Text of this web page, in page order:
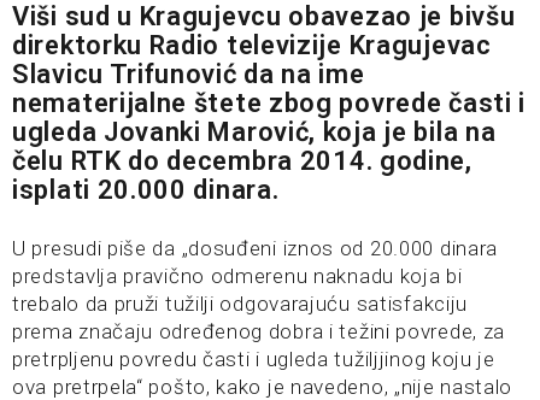
Viši sud u Kragujevcu obavezao je bivšu
direktorku Radio televizije Kragujevac
Slavicu Trifunović da na ime
nematerijalne štete zbog povrede časti i
ugleda Jovanki Marović, koja je bila na
čelu RTK do decembra 2014. godine,
isplati 20.000 dinara.
U presudi piše da „dosuđeni iznos od 20.000 dinara
predstavlja pravično odmerenu naknadu koja bi
trebalo da pruži tužilji odgovarajuću satisfakciju
prema značaju određenog dobra i težini povrede, za
pretrpljenu povredu časti i ugleda tužiljjinog koju je
ova pretrpela“ pošto, kako je navedeno, „nije nastalo